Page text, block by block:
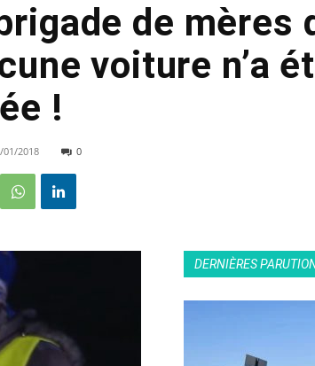
de mères
voiture n’a
!
01/2018 0
DERNIÈRES